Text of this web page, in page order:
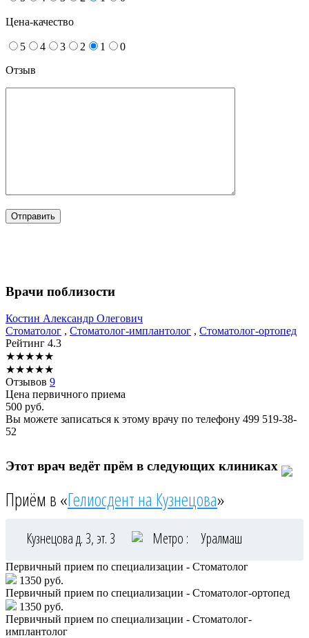
Цена-качество
5 4 3 2 1
0
Отзыв
Врачи поблизости
Костин Александр Олегович
Стоматолог , Стоматолог-имплантолог , Стоматолог-ортопед
Рейтинг 4.3
★★★★★
★★★★★
Отзывов 9
Цена первичного приема
500 руб.
Вы можете записаться к этому врачу по телефону 499 519-38-
52
Этот врач ведёт прём в следующих клиниках
Приём в «Гелиосдент на Кузнецова»
Кузнецова д. 3, эт. 3 Метро : Уралмаш
Первичный прием по специализации - Стоматолог
1350 руб.
Первичный прием по специализации - Стоматолог-ортопед
1350 руб.
Первичный прием по специализации - Стоматолог-
имплантолог